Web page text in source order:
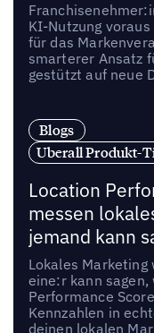
KI-Nutzung
für das
smarterer Ansatz
gestützt auf neue
Blogs
Uberall Produkt-
Location
messen
jemand kann
Lokales Marketing
eine:r kann
Performance
Kennzahlen in
deinen lokalen